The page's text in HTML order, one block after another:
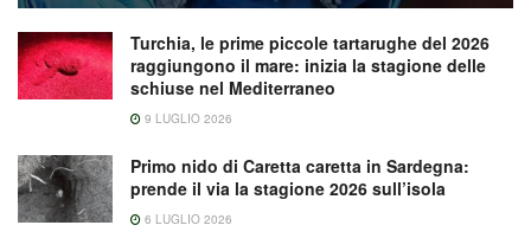
Turchia, le prime piccole tartarughe del 2026
raggiungono il mare: inizia la stagione delle
schiuse nel Mediterraneo
9 LUGLIO 2026
Primo nido di Caretta caretta in Sardegna:
prende il via la stagione 2026 sull’isola
6 LUGLIO 2026